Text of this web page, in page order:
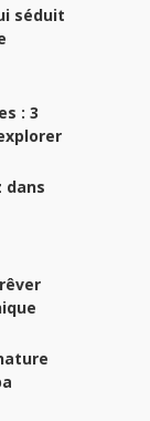
séduit
: 3
dans